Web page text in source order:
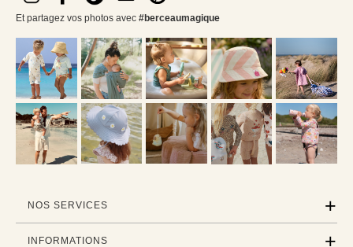
Et partagez vos photos avec #berceaumagique
NOS SERVICES
INFORMATIONS